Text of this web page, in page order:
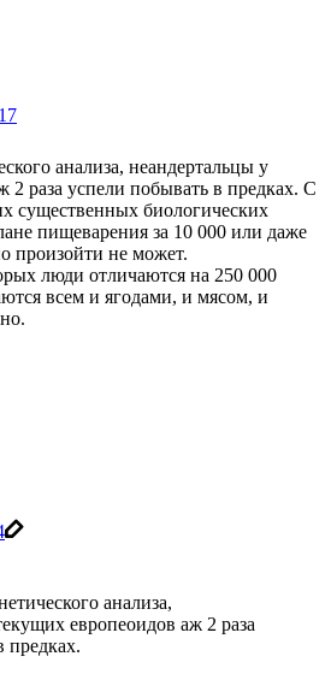
анализа, неандертальцы у
2 раза успели побывать в предках. С
существенных биологических
пищеварения за 10 000 или даже
произойти не может.
люди отличаются на 250 000
всем и ягодами, и мясом, и
анализа,
европеоидов аж 2 раза
предках.